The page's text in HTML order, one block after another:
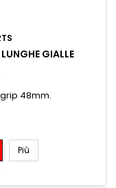
GIALLE
48mm.
Più